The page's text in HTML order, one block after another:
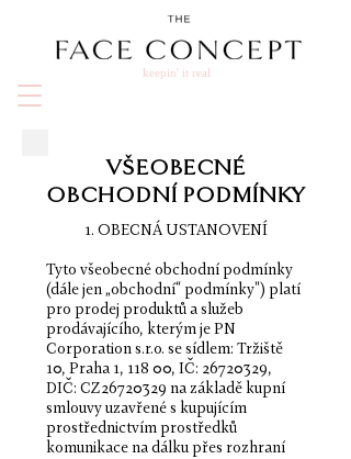
keepin' it real
VŠEOBECNÉ
OBCHODNÍ PODMÍNKY
1. OBECNÁ USTANOVENÍ
Tyto všeobecné obchodní podmínky
(dále jen „obchodní“ podmínky") platí
pro prodej produktů a služeb
prodávajícího, kterým je PN
Corporation s.r.o. se sídlem: Tržiště
10, Praha 1, 118 00, IČ: 26720329,
DIČ: CZ26720329 na základě kupní
smlouvy uzavřené s kupujícím
prostřednictvím prostředků
komunikace na dálku přes rozhraní